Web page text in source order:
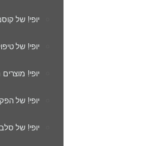
יופי! של
יופי! של
יופי!
יופי! של
יופי! של